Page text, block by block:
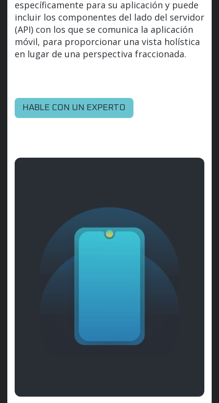
específicamente para su aplicación y puede
incluir los componentes del lado del servidor
(API) con los que se comunica la aplicación
móvil, para proporcionar una vista holística
en lugar de una perspectiva fraccionada.
HABLE CON UN EXPERTO